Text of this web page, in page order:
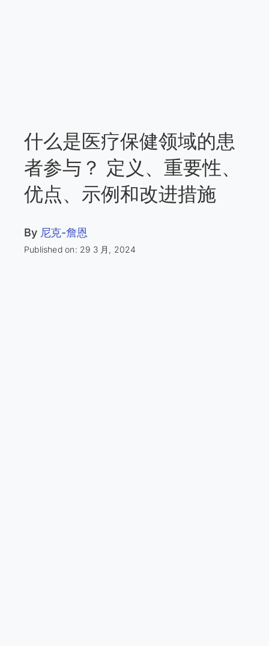
什么是医疗保健领域的患
者参与？ 定义、重要性、
优点、示例和改进措施
By 尼克-詹恩
Published on: 29 3 月, 2024